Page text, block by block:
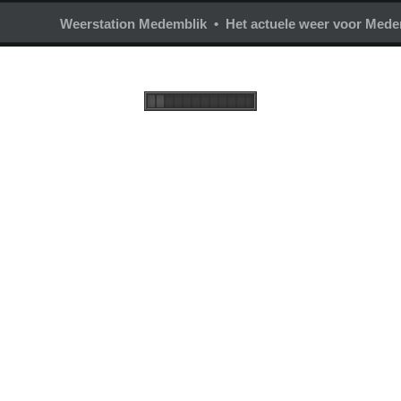
Weerstation Medemblik • Het actuele weer voor